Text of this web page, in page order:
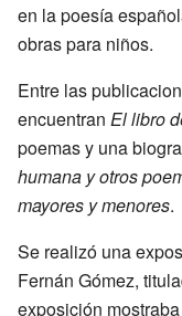
en la poesía
obras para niños.
Entre las
encuentran El libro
poemas y una
humana y otros
mayores y menores.
Se realizó una
Fernán Gómez,
exposición